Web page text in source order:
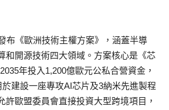
布《歐洲技術主權方案》，涵蓋半導
和開源技術四大領域。方案核心是《芯
年投入1,200億歐元公私合營資金，
建設一座專攻AI芯片及3納米先進製程
許歐盟委員會直接投資大型跨境項目，